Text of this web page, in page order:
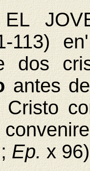
113)
dos
antes
;Ep.x